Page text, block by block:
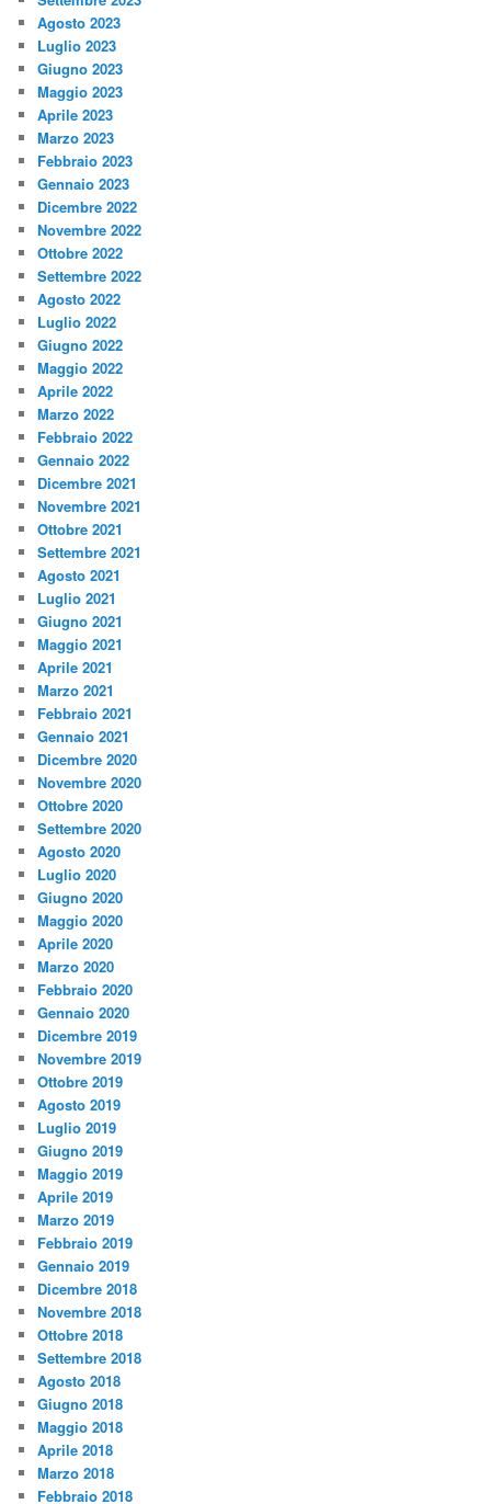
Agosto 2023
Luglio 2023
Giugno 2023
Maggio 2023
Aprile 2023
Marzo 2023
Febbraio 2023
Gennaio 2023
Dicembre 2022
Novembre 2022
Ottobre 2022
Settembre 2022
Agosto 2022
Luglio 2022
Giugno 2022
Maggio 2022
Aprile 2022
Marzo 2022
Febbraio 2022
Gennaio 2022
Dicembre 2021
Novembre 2021
Ottobre 2021
Settembre 2021
Agosto 2021
Luglio 2021
Giugno 2021
Maggio 2021
Aprile 2021
Marzo 2021
Febbraio 2021
Gennaio 2021
Dicembre 2020
Novembre 2020
Ottobre 2020
Settembre 2020
Agosto 2020
Luglio 2020
Giugno 2020
Maggio 2020
Aprile 2020
Marzo 2020
Febbraio 2020
Gennaio 2020
Dicembre 2019
Novembre 2019
Ottobre 2019
Agosto 2019
Luglio 2019
Giugno 2019
Maggio 2019
Aprile 2019
Marzo 2019
Febbraio 2019
Gennaio 2019
Dicembre 2018
Novembre 2018
Ottobre 2018
Settembre 2018
Agosto 2018
Giugno 2018
Maggio 2018
Aprile 2018
Marzo 2018
Febbraio 2018